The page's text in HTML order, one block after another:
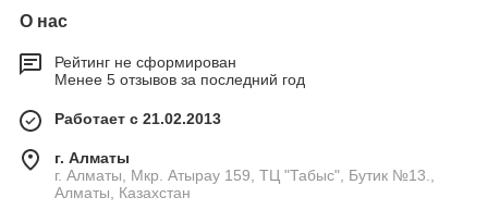
О нас
Рейтинг не сформирован
Менее 5 отзывов за последний год
Работает с 21.02.2013
г. Алматы
г. Алматы, Мкр. Атырау 159, ТЦ "Табыс", Бутик №13.,
Алматы, Казахстан